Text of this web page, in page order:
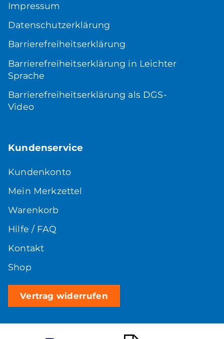
Impressum
Datenschutzerklärung
Barrierefreiheitserklärung
Barrierefreiheitserklärung in Leichter
Sprache
Barrierefreiheitserklärung als DGS-
Video
Kundenservice
Kundenkonto
Mein Merkzettel
Warenkorb
Hilfe / FAQ
Kontakt
Shop
Vertrag widerrufen